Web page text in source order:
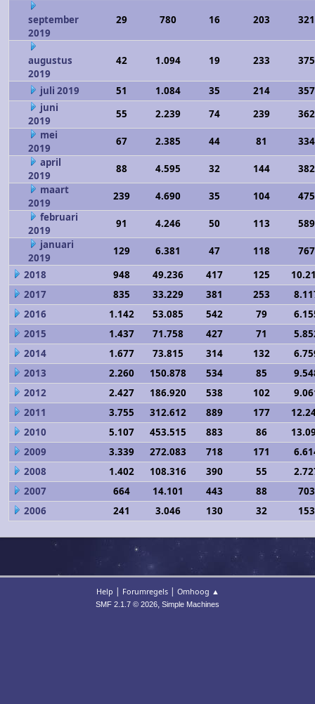
september
2019
29 780 16 203
augustus
2019
42 1.094 19 233
juli 2019 51 1.084 35 214
juni
2019
55 2.239 74 239
mei
2019
67 2.385 44 81
april
2019
88 4.595 32 144
maart
2019
239 4.690 35 104
februari
2019
91 4.246 50 113
januari
2019
129 6.381 47 118
2018
948 49.236 417 125
2017
835 33.229 381 253
2016
1.142 53.085 542 79
2015
1.437 71.758 427 71
2014
1.677 73.815 314 132
2013
2.260 150.878 534 85
2012
2.427 186.920 538 102
2011
3.755 312.612 889 177
2010
5.107 453.515 883 86
2009
3.339 272.083 718 171
2008
1.402 108.316 390 55
2007
664 14.101 443 88
2006
241 3.046 130 32
Help | Forumregels| Omhoog ▲
SMF 2.1.7 © 2026, Simple Machines